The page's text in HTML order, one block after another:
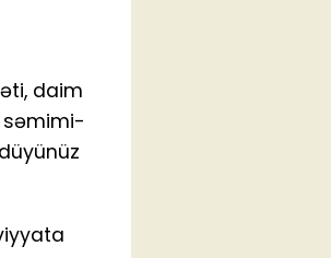
daim
səmimi-